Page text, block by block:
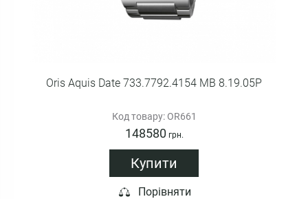
Oris Aquis Date 733.7792.4154 MB 8.19.05P
Код товару: OR661
148580 грн.
Купити
Порівняти